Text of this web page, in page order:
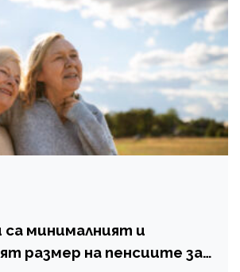
са минималният и
размер на пенсиите за